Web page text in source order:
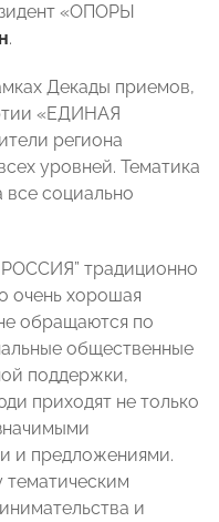
«ОПОРЫ
.
Декады приемов,
«ЕДИНАЯ
региона
уровней. Тематика
социально
традиционно
очень хорошая
обращаются по
общественные
поддержки,
приходят не только
и предложениями.
и